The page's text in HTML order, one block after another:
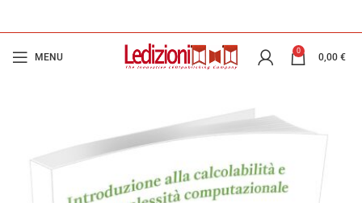
MENU
0
0,00 €